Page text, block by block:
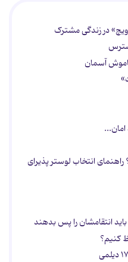
در زندگی مشترک
آسمان
انتخاب لوستر پذیرای
کنیم؟